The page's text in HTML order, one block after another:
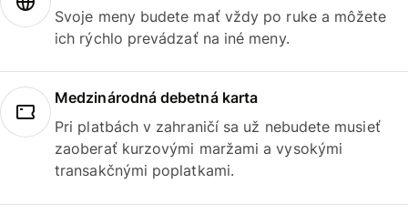
Svoje meny budete mať vždy po ruke a môžete
ich rýchlo prevádzať na iné meny.
Medzinárodná debetná karta
Pri platbách v zahraničí sa už nebudete musieť
zaoberať kurzovými maržami a vysokými
transakčnými poplatkami.